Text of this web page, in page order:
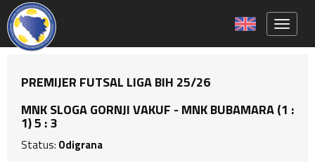
PREMIJER FUTSAL LIGA BIH 25/26
MNK SLOGA GORNJI VAKUF - MNK BUBAMARA (1 :
1) 5 : 3
Status: Odigrana